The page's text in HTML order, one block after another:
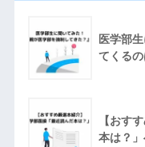
医学部
てくる
【おす
本は？